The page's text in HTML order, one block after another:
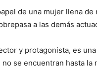
de una mujer llena
a las demás
y protagonista, es
se encuentran hasta